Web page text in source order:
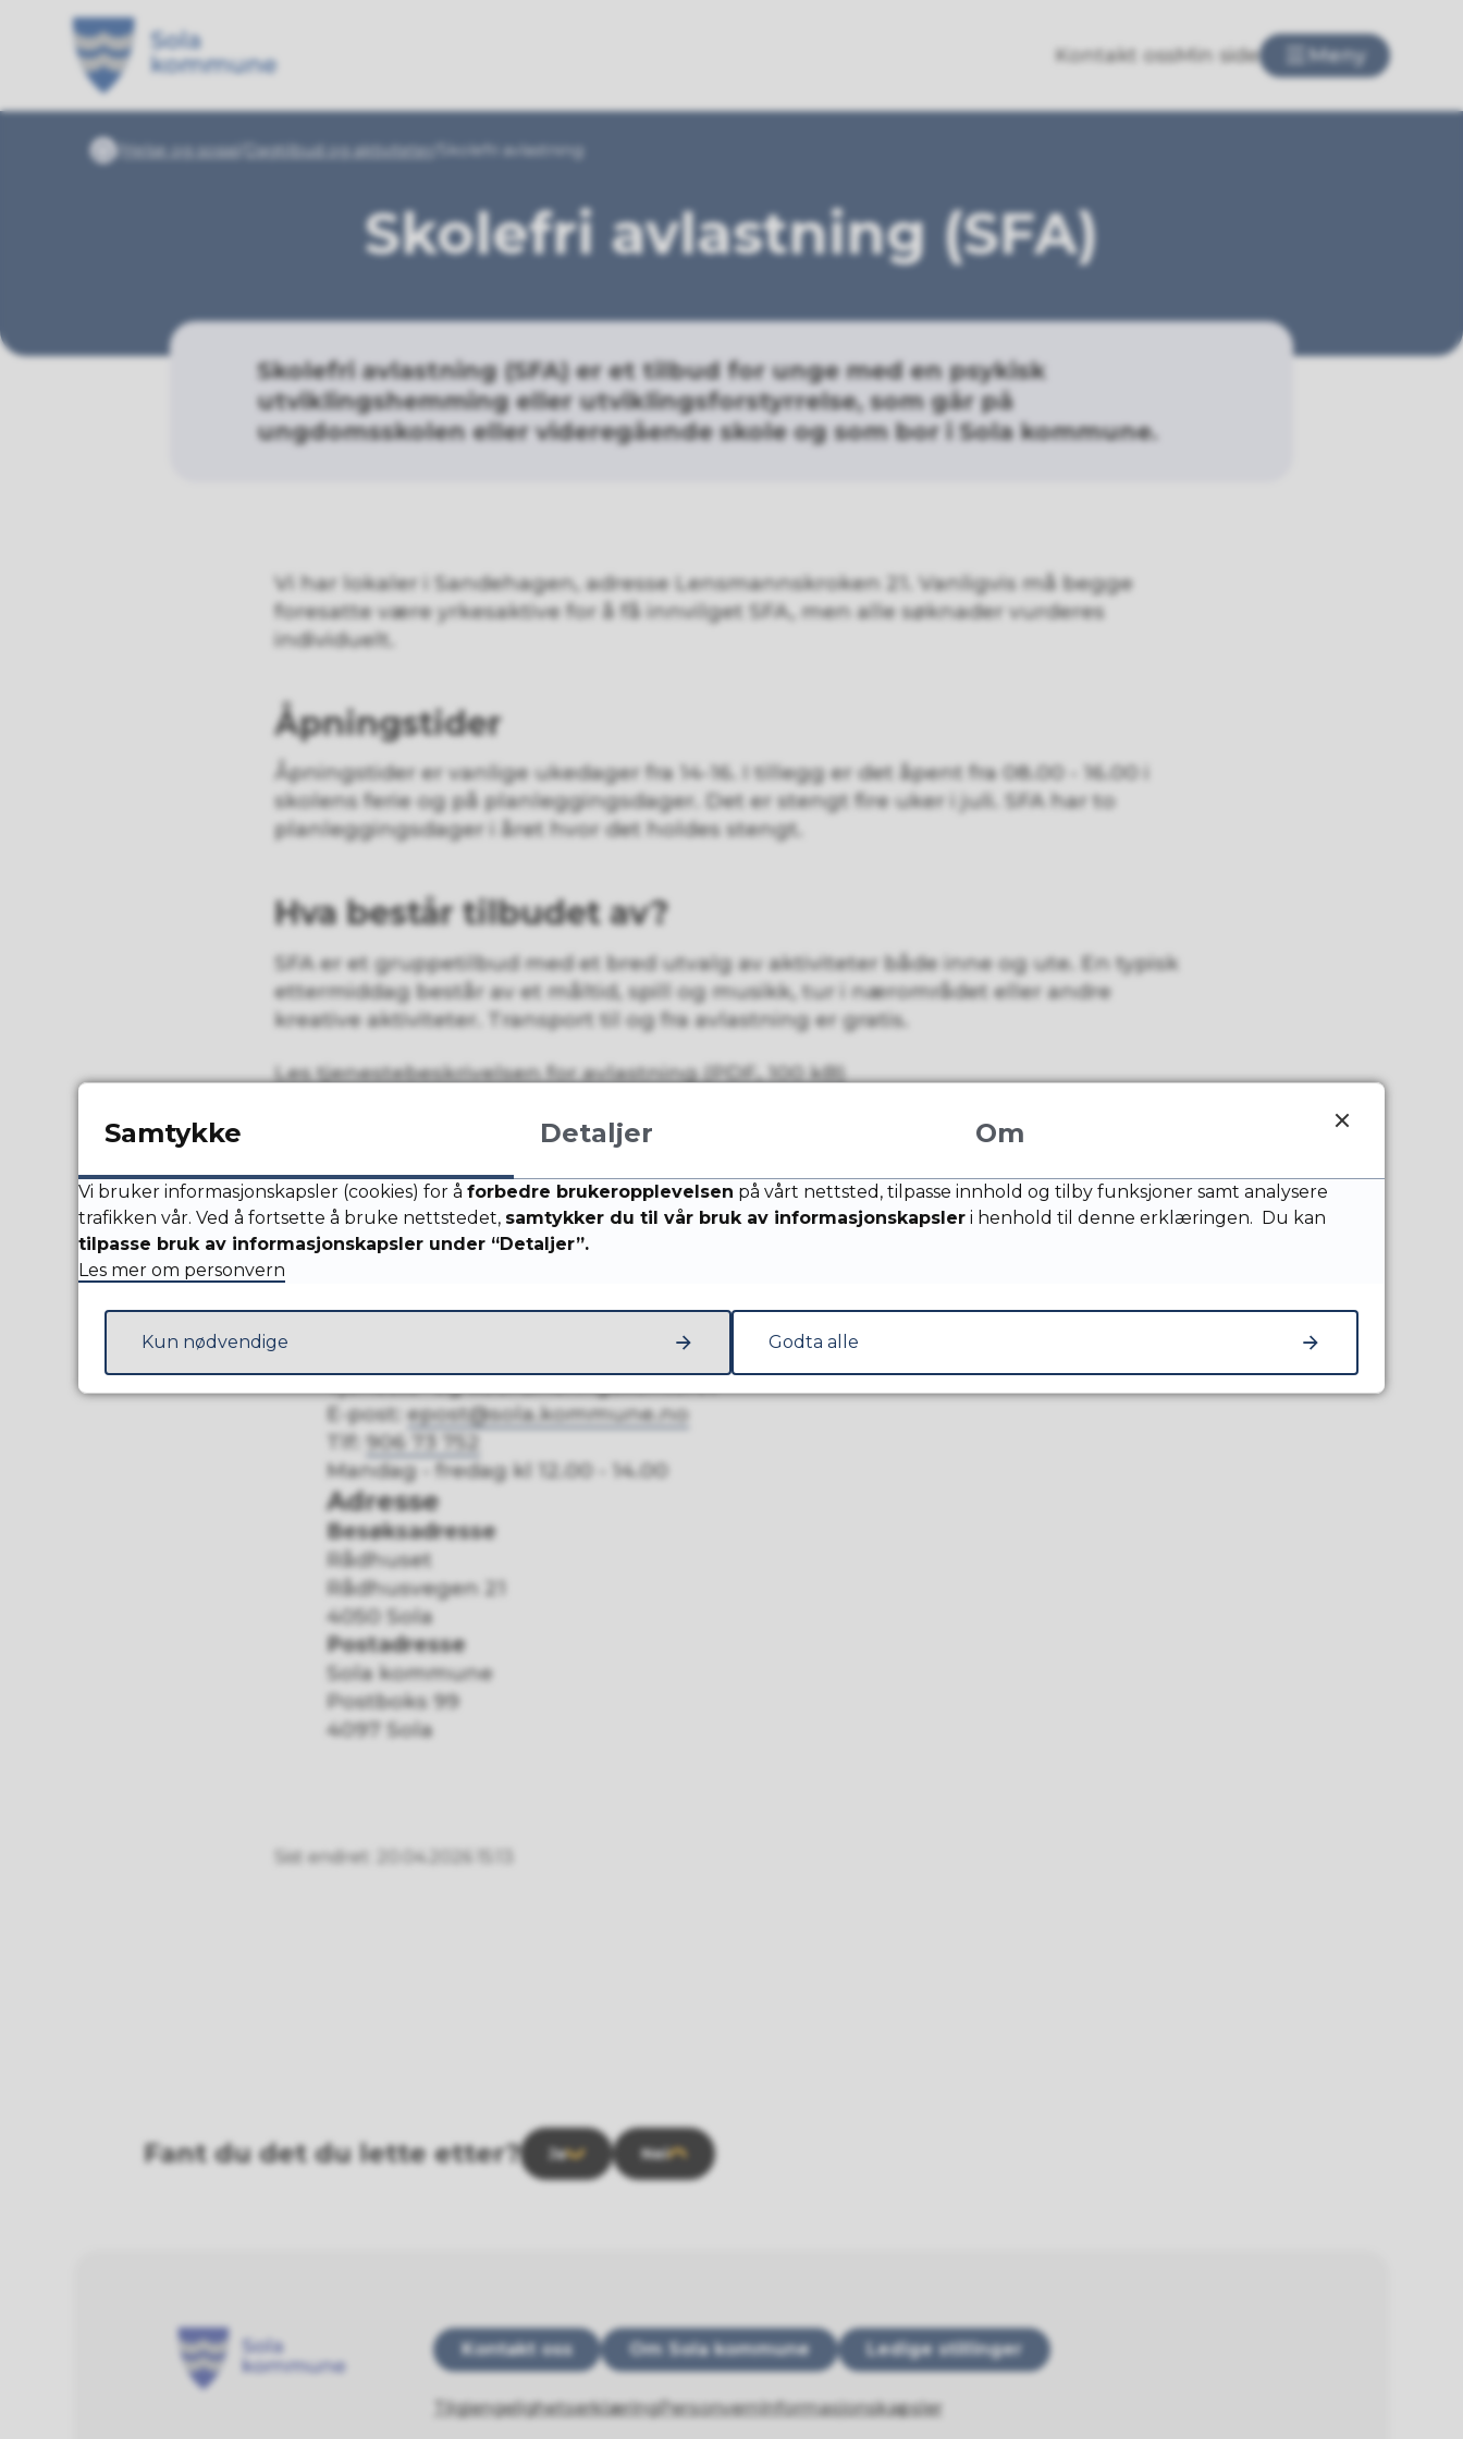
Sola kommune
Kontakt ossMin side Meny
Du er her:
Forside
Helse og sosial Dagtilbud og aktiviteter Skolefri avlastning
Skolefri avlastning (SFA)
Skolefri avlastning (SFA) er et tilbud for unge med en psykisk
utviklingshemming eller utviklingsforstyrrelse, som går på
ungdomsskolen eller videregående skole og som bor i Sola kommune.
Vi har lokaler i Sandehagen, adresse Lensmannskroken 21. Vanligvis må begge
foresatte være yrkesaktive for å få innvilget SFA, men alle søknader vurderes
individuelt.
Åpningstider
Åpningstider er vanlige ukedager fra 14-16. I tillegg er det åpent fra 08.00 - 16.00 i
skolens ferie og på planleggingsdager. Det er stengt fire uker i juli. SFA har to
planleggingsdager i året hvor det holdes stengt.
Hva består tilbudet av?
SFA er et gruppetilbud med et bred utvalg av aktiviteter både inne og ute. En typisk
ettermiddag består av et måltid, spill og musikk, tur i nærområdet eller andre
kreative aktiviteter. Transport til og fra avlastning er gratis.
Les tjenestebeskrivelsen for avlastning(PDF, 100 kB)
Her kan du søke om tilbudet
Søknadsfrist er 1. mars hvert år med oppstart påfølgende skoleår (i august), ved
tildelt plass.
E-post:epost@sola.kommune.no
Tlf: 906 73 752
Mandag - fredag kl 12.00 - 14.00
Adresse
Besøksadresse
​Rådhuset
Rådhusvegen 21
4050 Sola
Postadresse
Sola kommune
Postboks 99
4097 Sola
Sist endret 20.04.2026 15:13
Fant du det du lette etter? Ja Nei
Kontakt oss Om Sola kommune Ledige stillinger
TilgjengelighetserklæringPersonvernInformasjonskapsler
Samtykke Detaljer Om
Vi bruker informasjonskapsler (cookies) for å forbedre brukeropplevelsen på vårt nettsted, tilpasse innhold og tilby funksjoner samt analysere
trafikken vår. Ved å fortsette å bruke nettstedet, samtykker du til vår bruk av informasjonskapsler i henhold til denne erklæringen. Du kan
tilpasse bruk av informasjonskapsler under “Detaljer”.
Les mer om personvern
Kun nødvendige Godta alle